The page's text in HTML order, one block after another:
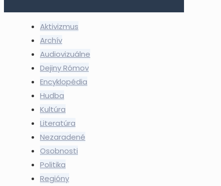
Aktivizmus
Archív
Audiovizuálne
Dejiny Rómov
Encyklopédia
Hudba
Kultúra
Literatúra
Nezaradené
Osobnosti
Politika
Regióny